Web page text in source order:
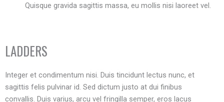
Quisque gravida sagittis massa, eu mollis nisi laoreet vel.
LADDERS
Integer et condimentum nisi. Duis tincidunt lectus nunc, et
sagittis felis pulvinar id. Sed dictum justo at dui finibus
convallis. Duis varius, arcu vel fringilla semper, eros lacus